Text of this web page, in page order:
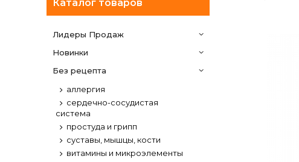
Каталог товаров
Лидеры Продаж
Новинки
Без рецепта
аллергия
сердечно-сосудистая
система
простуда и грипп
суставы, мышцы, кости
витамины и микроэлементы